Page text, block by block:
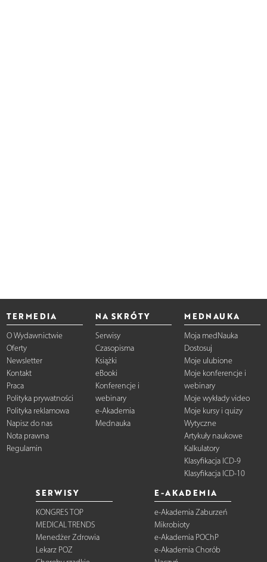
TERMEDIA
O Wydawnictwie
Oferty
Newsletter
Kontakt
Praca
Polityka prywatności
Polityka reklamowa
Napisz do nas
Nota prawna
Regulamin
NA SKRÓTY
Serwisy
Czasopisma
Książki
eBooki
Konferencje i
webinary
e-Akademia
Mednauka
MEDNAUKA
Moja medNauka
Dostosuj
Moje ulubione
Moje konferencje i
webinary
Moje wykłady video
Moje kursy i quizy
Wytyczne
Artykuły naukowe
Kalkulatory
Klasyfikacja ICD-9
Klasyfikacja ICD-10
SERWISY
KONGRES TOP
MEDICAL TRENDS
Menedżer Zdrowia
Lekarz POZ
E-AKADEMIA
e-Akademia Zaburzeń
Mikrobioty
e-Akademia POChP
e-Akademia Chorób